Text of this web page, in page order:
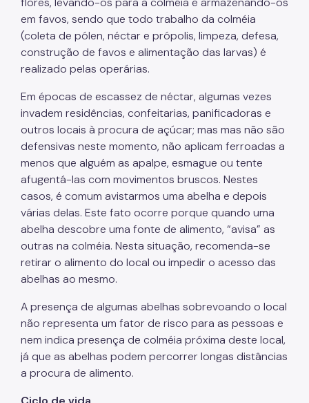
Boletins
Educação e Pesquisa
Contatos
em favos, sendo que todo trabalho da colméia
(coleta de pólen, néctar e própolis, limpeza, defesa,
construção de favos e alimentação das larvas) é
realizado pelas operárias.
Em épocas de escassez de néctar, algumas vezes
invadem residências, confeitarias, panificadoras e
outros locais à procura de açúcar; mas mas não são
defensivas neste momento, não aplicam ferroadas a
menos que alguém as apalpe, esmague ou tente
afugentá-las com movimentos bruscos. Nestes
casos, é comum avistarmos uma abelha e depois
várias delas. Este fato ocorre porque quando uma
abelha descobre uma fonte de alimento, “avisa” as
outras na colméia. Nesta situação, recomenda-se
retirar o alimento do local ou impedir o acesso das
abelhas ao mesmo.
A presença de algumas abelhas sobrevoando o local
não representa um fator de risco para as pessoas e
nem indica presença de colméia próxima deste local,
já que as abelhas podem percorrer longas distâncias
a procura de alimento.